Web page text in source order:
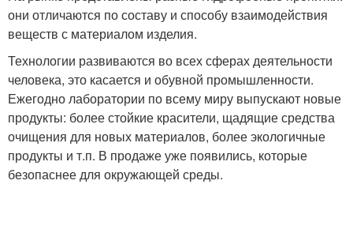
они отличаются по составу и способу взаимодействия
веществ с материалом изделия.
Технологии развиваются во всех сферах деятельности
человека, это касается и обувной промышленности.
Ежегодно лаборатории по всему миру выпускают новые
продукты: более стойкие красители, щадящие средства
очищения для новых материалов, более экологичные
продукты и т.п. В продаже уже появились, которые
безопаснее для окружающей среды.